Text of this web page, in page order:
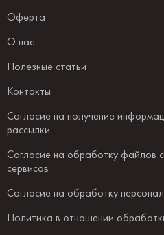
Оферта
О нас
Полезные статьи
Контакты
Согласие на получение
рассылки
Согласие на обработку файлов
сервисов
Согласие на обработку
Политика в отношении